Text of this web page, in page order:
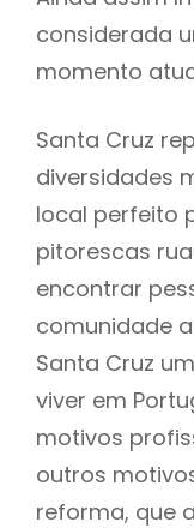
considerada
momento
Santa Cruz
diversidades
local perfeito
pitorescas
encontrar
comunidade
Santa Cruz
viver em
motivos
outros
reforma, que